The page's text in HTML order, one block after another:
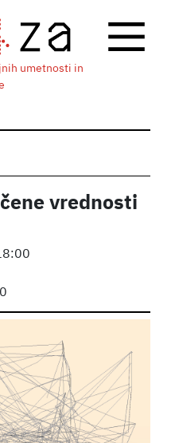
umetnosti in
vrednosti